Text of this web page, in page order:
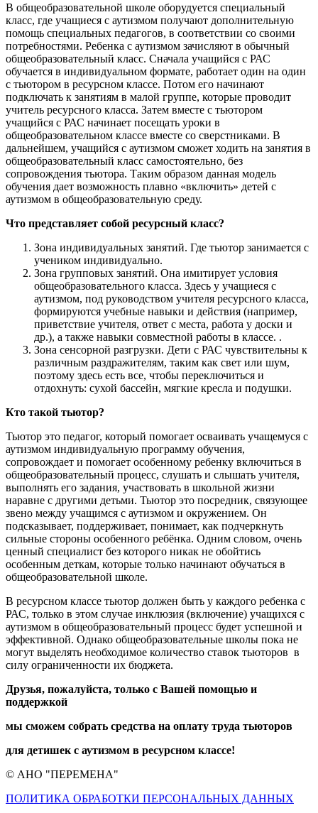
В общеобразовательной школе оборудуется специальный
класс, где учащиеся с аутизмом получают дополнительную
помощь специальных педагогов, в соответствии со своими
потребностями. Ребенка с аутизмом зачисляют в обычный
общеобразовательный класс. Сначала учащийся с РАС
обучается в индивидуальном формате, работает один на один
с тьютором в ресурсном классе. Потом его начинают
подключать к занятиям в малой группе, которые проводит
учитель ресурсного класса. Затем вместе с тьютором
учащийся с РАС начинает посещать уроки в
общеобразовательном классе вместе со сверстниками. В
дальнейшем, учащийся с аутизмом сможет ходить на занятия в
общеобразовательный класс самостоятельно, без
сопровождения тьютора. Таким образом данная модель
обучения дает возможность плавно «включить» детей с
аутизмом в общеобразовательную среду.
Что представляет собой ресурсный класс?
Зона индивидуальных занятий. Где тьютор занимается с
учеником индивидуально.
Зона групповых занятий. Она имитирует условия
общеобразовательного класса. Здесь у учащиеся с
аутизмом, под руководством учителя ресурсного класса,
формируются учебные навыки и действия (например,
приветствие учителя, ответ с места, работа у доски и
др.), а также навыки совместной работы в классе. .
Зона сенсорной разгрузки. Дети с РАС чувствительны к
различным раздражителям, таким как свет или шум,
поэтому здесь есть все, чтобы переключиться и
отдохнуть: сухой бассейн, мягкие кресла и подушки.
Кто такой тьютор?
Тьютор это педагог, который помогает осваивать учащемуся с
аутизмом индивидуальную программу обучения,
сопровождает и помогает особенному ребенку включиться в
общеобразовательный процесс, слушать и слышать учителя,
выполнять его задания, участвовать в школьной жизни
наравне с другими детьми. Тьютор это посредник, связующее
звено между учащимся с аутизмом и окружением. Он
подсказывает, поддерживает, понимает, как подчеркнуть
сильные стороны особенного ребёнка. Одним словом, очень
ценный специалист без которого никак не обойтись
особенным деткам, которые только начинают обучаться в
общеобразовательной школе.
В ресурсном классе тьютор должен быть у каждого ребенка с
РАС, только в этом случае инклюзия (включение) учащихся с
аутизмом в общеобразовательный процесс будет успешной и
эффективной. Однако общеобразовательные школы пока не
могут выделять необходимое количество ставок тьюторов в
силу ограниченности их бюджета.
Друзья, пожалуйста, только с Вашей помощью и
поддержкой
мы сможем собрать средства на оплату труда тьюторов
для детишек с аутизмом в ресурсном классе!
© АНО "ПЕРЕМЕНА"
ПОЛИТИКА ОБРАБОТКИ ПЕРСОНАЛЬНЫХ ДАННЫХ